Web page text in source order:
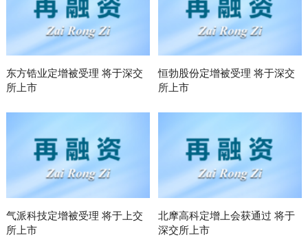
东方锆业定增被受理 将于深交
所上市
恒勃股份定增被受理 将于深交
所上市
气派科技定增被受理 将于上交
所上市
北摩高科定增上会获通过 将于
深交所上市